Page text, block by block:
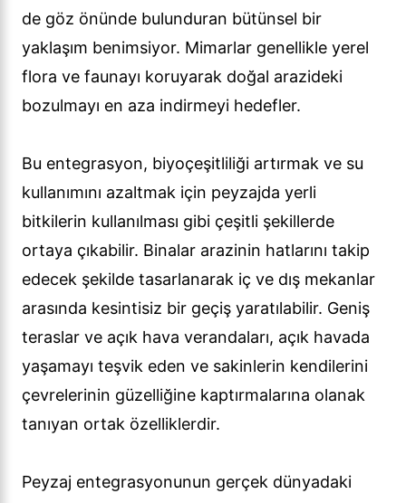
de göz önünde bulunduran bütünsel bir
yaklaşım benimsiyor. Mimarlar genellikle yerel
flora ve faunayı koruyarak doğal arazideki
bozulmayı en aza indirmeyi hedefler.
Bu entegrasyon, biyoçeşitliliği artırmak ve su
kullanımını azaltmak için peyzajda yerli
bitkilerin kullanılması gibi çeşitli şekillerde
ortaya çıkabilir. Binalar arazinin hatlarını takip
edecek şekilde tasarlanarak iç ve dış mekanlar
arasında kesintisiz bir geçiş yaratılabilir. Geniş
teraslar ve açık hava verandaları, açık havada
yaşamayı teşvik eden ve sakinlerin kendilerini
çevrelerinin güzelliğine kaptırmalarına olanak
tanıyan ortak özelliklerdir.
Peyzaj entegrasyonunun gerçek dünyadaki